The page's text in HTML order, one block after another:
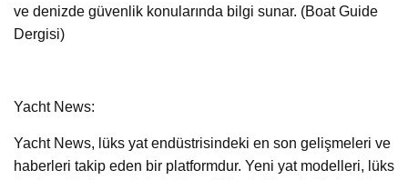
ve denizde güvenlik konularında bilgi sunar. (Boat Guide
Dergisi)
Yacht News:
Yacht News, lüks yat endüstrisindeki en son gelişmeleri ve
haberleri takip eden bir platformdur. Yeni yat modelleri, lüks